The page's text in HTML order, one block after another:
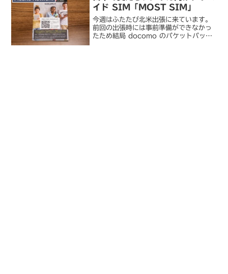
イド SIM「MOST SIM」
今週はふたたび北米出張に来ています。
前回の出張時には事前準備ができなかっ
たため結局 docomo のパケットパック